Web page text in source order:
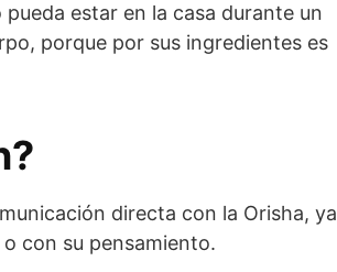
estar en la casa durante un
porque por sus ingredientes es
directa con la Orisha, ya
con su pensamiento.